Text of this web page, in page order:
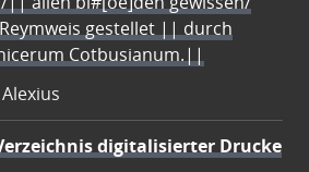
gestellet || durch
Cotbusianum.||
digitalisierter Drucke